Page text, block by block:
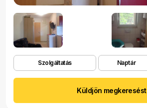
Szolgáltatás Naptár
Küldjön megkeresést